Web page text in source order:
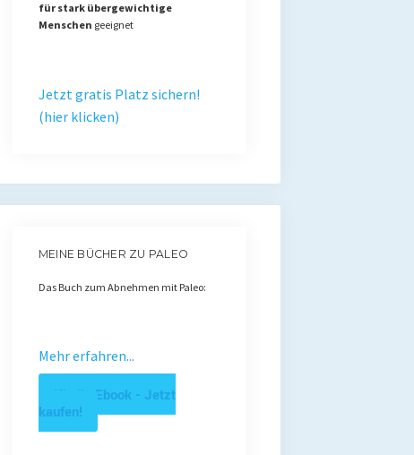
für stark übergewichtige
Menschen geeignet
Jetzt gratis Platz sichern!
(hier klicken)
MEINE BÜCHER ZU PALEO
Das Buch zum Abnehmen mit Paleo:
Mehr erfahren...
Kindle Ebook - Jetzt
kaufen!